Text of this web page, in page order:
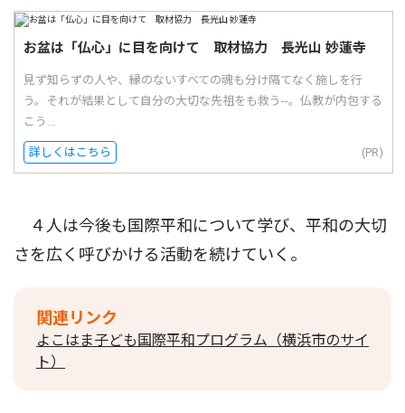
お盆は「仏心」に目を向けて 取材協力 長光山 妙蓮寺
見ず知らずの人や、縁のないすべての魂も分け隔てなく施しを行
う。それが結果として自分の大切な先祖をも救う--。仏教が内包する
こう...
詳しくはこちら (PR)
４人は今後も国際平和について学び、平和の大切
さを広く呼びかける活動を続けていく。
関連リンク
よこはま子ども国際平和プログラム（横浜市のサイ
ト）